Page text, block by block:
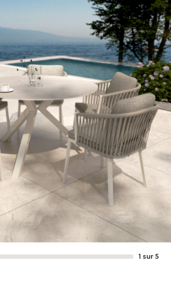
1 sur 5